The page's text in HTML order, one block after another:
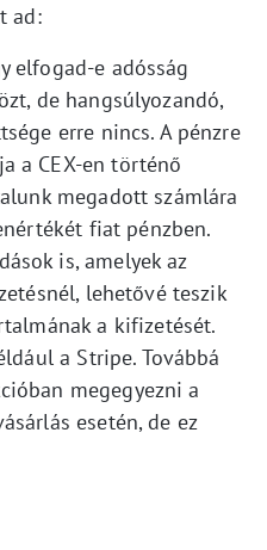
ad:
elfogad-e adósság
de hangsúlyozandó,
erre nincs. A pénzre
a CEX-en történő
megadott számlára
fiat pénzben.
is, amelyek az
lehetővé teszik
a kifizetését.
a Stripe. Továbbá
megegyezni a
esetén, de ez